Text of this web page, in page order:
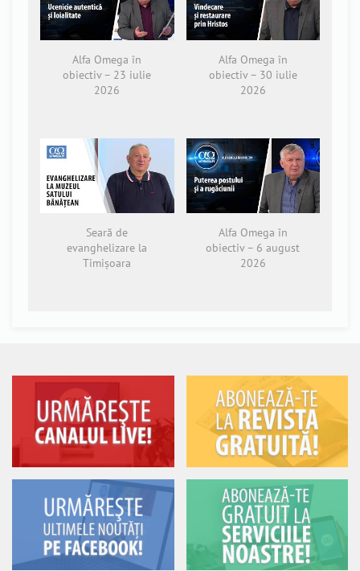
Alfa Omega în
obiectiv – 23 iulie
2026
Alfa Omega în
obiectiv – 30 iulie
2026
Seară de
evanghelizare la
Timișoara
Alfa Omega în
obiectiv – 6 august
2026